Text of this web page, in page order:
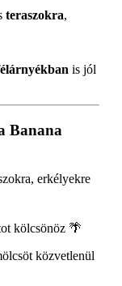
teraszokra,
is jól
Banana
erkélyekre
kölcsönöz 🌴
közvetlenül